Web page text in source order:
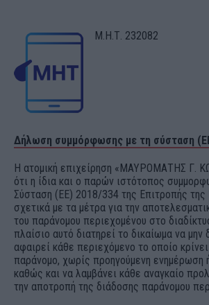
Μ.Η.Τ. 232082
Δήλωση συμμόρφωσης με τη σύσταση
Η ατομική επιχείρηση «ΜΑΥΡΟΜΑΤΗΣ Γ.
ότι η ίδια και ο παρών ιστότοπος
Σύσταση (ΕΕ) 2018/334 της Επιτροπής
σχετικά με τα μέτρα για την
του παράνομου περιεχομένου στο
πλαίσιο αυτό διατηρεί το δικαίωμα να μην
αφαιρεί κάθε περιεχόμενο το οποίο κρίνει
παράνομο, χωρίς προηγούμενη ενημέρωση
καθώς και να λαμβάνει κάθε αναγκαίο
την αποτροπή της διάδοσης παράνομου